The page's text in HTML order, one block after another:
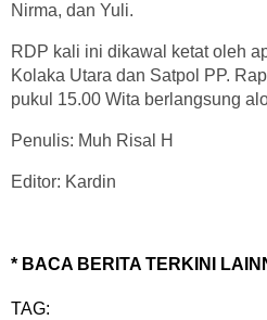
Nirma, dan Yuli.
RDP kali ini dikawal ketat oleh
Kolaka Utara dan Satpol PP.
pukul 15.00 Wita berlangsung
Penulis: Muh Risal H
Editor: Kardin
* BACA BERITA TERKINI
TAG: